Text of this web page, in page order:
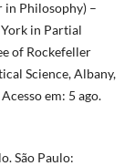
in Philosophy) –
in Partial
of Rockefeller
Science, Albany,
Acesso em: 5 ago.
São Paulo: